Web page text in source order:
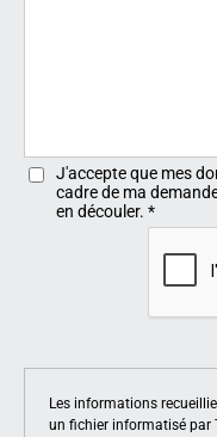
J'accepte que mes
cadre de ma
en découler. *
Les informations
un fichier informatisé par